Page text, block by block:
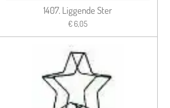
1407. Liggende Ster
€ 6,05